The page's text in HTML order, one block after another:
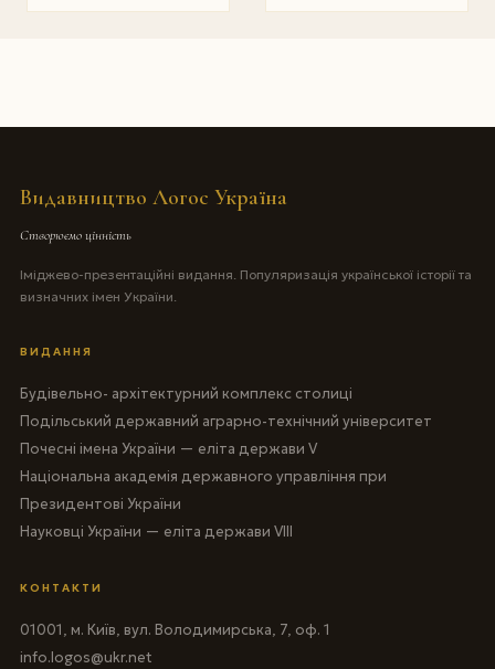
Видавництво Логос Україна
Створюємо цінність
Іміджево-презентаційні видання. Популяризація української історії та
визначних імен України.
ВИДАННЯ
Будівельно- архітектурний комплекс столиці
Подільський державний аграрно-технічний університет
Почесні імена України — еліта держави V
Національна академія державного управління при
Президентові України
Науковці України — еліта держави VIII
КОНТАКТИ
01001, м. Київ, вул. Володимирська, 7, оф. 1
info.logos@ukr.net